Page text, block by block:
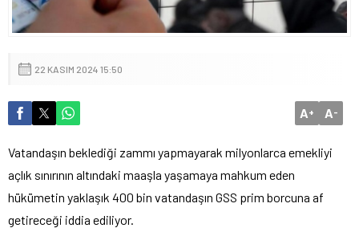
22 KASIM 2024 15:50
A+ A-
Vatandaşın beklediği zammı yapmayarak milyonlarca emekliyi
açlık sınırının altındaki maaşla yaşamaya mahkum eden
hükümetin yaklaşık 400 bin vatandaşın GSS prim borcuna af
getireceği iddia ediliyor.